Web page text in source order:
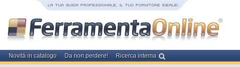
Novità in catalogo Da non perdere! Ricerca interna